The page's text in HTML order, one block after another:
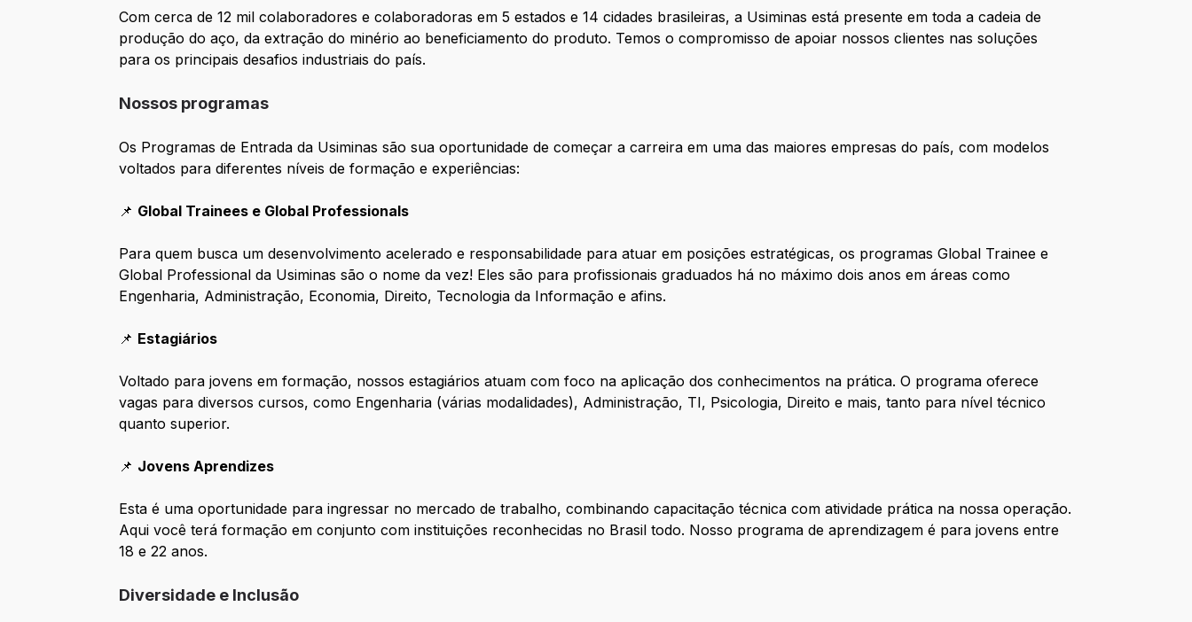
Com cerca de 12 mil colaboradores e colaboradoras em 5 estados e 14 cidades brasileiras, a Usiminas está presente em toda a cadeia de
produção do aço, da extração do minério ao beneficiamento do produto. Temos o compromisso de apoiar nossos clientes nas soluções
para os principais desafios industriais do país.
Nossos programas
Os Programas de Entrada da Usiminas são sua oportunidade de começar a carreira em uma das maiores empresas do país, com modelos
voltados para diferentes níveis de formação e experiências:
📌 Global Trainees e Global Professionals​
Para quem busca um desenvolvimento acelerado e responsabilidade para atuar em posições estratégicas, os programas Global Trainee e
Global Professional da Usiminas são o nome da vez! Eles são para profissionais graduados há no máximo dois anos em áreas como
Engenharia, Administração, Economia, Direito, Tecnologia da Informação e afins.​
📌 Estagiários​
Voltado para jovens em formação, nossos estagiários atuam com foco na aplicação dos conhecimentos na prática. O programa oferece
vagas para diversos cursos, como Engenharia (várias modalidades), Administração, TI, Psicologia, Direito e mais, tanto para nível técnico
quanto superior.​
📌 Jovens Aprendizes​
Esta é uma oportunidade para ingressar no mercado de trabalho, combinando capacitação técnica com atividade prática na nossa operação.
Aqui você terá formação em conjunto com instituições reconhecidas no Brasil todo.​ Nosso programa de aprendizagem é para jovens entre
18 e 22 anos.
Diversidade e Inclusão